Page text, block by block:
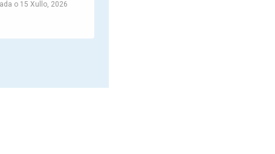
o 15 Xullo, 2026